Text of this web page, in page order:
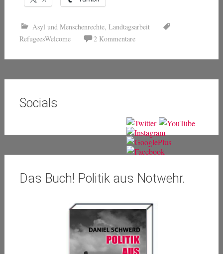
Asyl und Menschenrechte, Landtagsarbeit
RefugeesWelcome
2 Kommentare
Socials
Das Buch! Politik aus Notwehr.